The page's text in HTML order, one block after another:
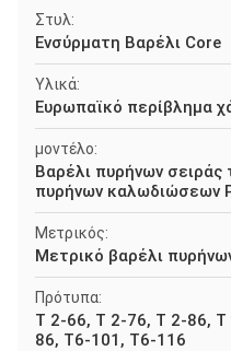
Στυλ:
Ενσύρματη Βαρέλι Core
Υλικά:
Ευρωπαϊκό περίβλημα
μοντέλο:
Βαρέλι πυρήνων σειράς
πυρήνων καλωδιώσεων
Μετρικός:
Μετρικό βαρέλι
Πρότυπα:
Τ 2-66, Τ 2-76, Τ 2-86,
86, T6-101, T6-116